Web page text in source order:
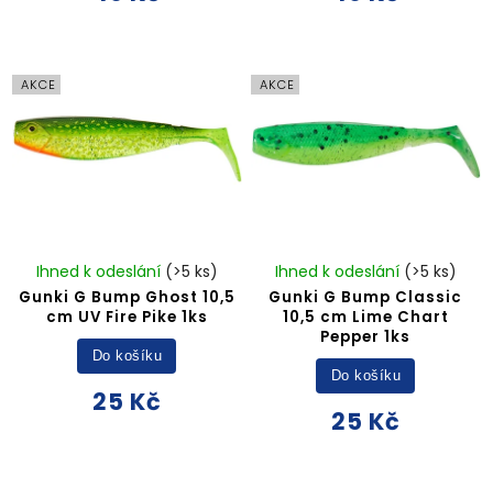
AKCE
Gunki G Bump Ghost 10,5
cm UV Fire Pike 1ks
Ihned k odeslání (>5 ks)
25 Kč
Do košíku
AKCE
Gunki G Bump Classic
10,5 cm Lime Chart
Pepper 1ks
Ihned k odeslání (>5 ks)
25 Kč
Do košíku